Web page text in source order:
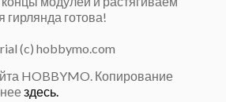
гирлянда готова!
HOBBYMO. Копирование
здесь.